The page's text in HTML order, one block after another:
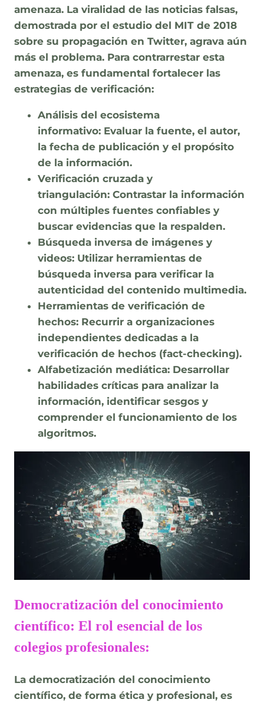
amenaza. La viralidad de las noticias falsas,
demostrada por el estudio del MIT de 2018
sobre su propagación en Twitter, agrava aún
más el problema. Para contrarrestar esta
amenaza, es fundamental fortalecer las
estrategias de verificación:
Análisis del ecosistema
informativo: Evaluar la fuente, el autor,
la fecha de publicación y el propósito
de la información.
Verificación cruzada y
triangulación: Contrastar la información
con múltiples fuentes confiables y
buscar evidencias que la respalden.
Búsqueda inversa de imágenes y
videos: Utilizar herramientas de
búsqueda inversa para verificar la
autenticidad del contenido multimedia.
Herramientas de verificación de
hechos: Recurrir a organizaciones
independientes dedicadas a la
verificación de hechos (fact-checking).
Alfabetización mediática: Desarrollar
habilidades críticas para analizar la
información, identificar sesgos y
comprender el funcionamiento de los
algoritmos.
Democratización del conocimiento
científico: El rol esencial de los
colegios profesionales:
La democratización del conocimiento
científico, de forma ética y profesional, es